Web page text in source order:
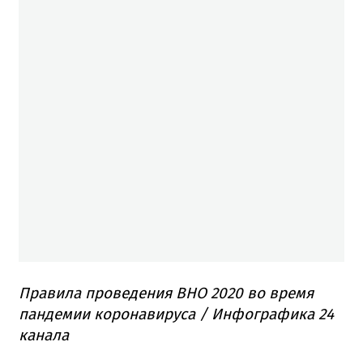
Правила проведения ВНО 2020 во время
пандемии коронавируса / Инфографика 24
канала